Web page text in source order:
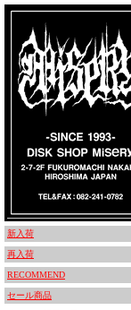
新入荷
再入荷
RECOMMEND
セール商品